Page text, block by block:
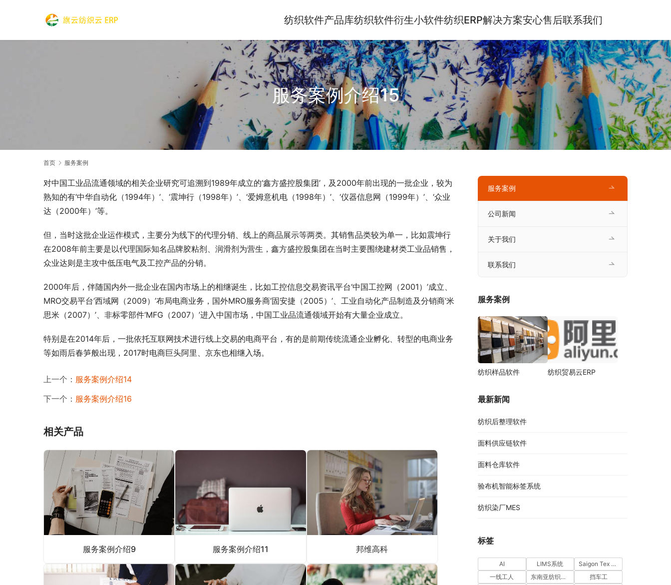
纺织软件产品库纺织软件衍生小软件纺织ERP解决方案安心售后联系我们
服务案例介绍15
首页 服务案例
对中国工业品流通领域的相关企业研究可追溯到1989年成立的‘鑫方盛控股集团’，及2000年前出现的一批企业，较为
熟知的有‘中华自动化（1994年）’、‘震坤行（1998年）’、‘爱姆意机电（1998年）’、‘仪器信息网（1999年）’、‘众业
达（2000年）’等。
但，当时这批企业运作模式，主要分为线下的代理分销、线上的商品展示等两类。其销售品类较为单一，比如震坤行
在2008年前主要是以代理国际知名品牌胶粘剂、润滑剂为营生，鑫方盛控股集团在当时主要围绕建材类工业品销售，
众业达则是主攻中低压电气及工控产品的分销。
2000年后，伴随国内外一批企业在国内市场上的相继诞生，比如工控信息交易资讯平台‘中国工控网（2001）’成立、
MRO交易平台‘西域网（2009）’布局电商业务，国外MRO服务商‘固安捷（2005）’、工业自动化产品制造及分销商‘米
思米（2007）’、非标零部件‘MFG（2007）’进入中国市场，中国工业品流通领域开始有大量企业成立。
特别是在2014年后，一批依托互联网技术进行线上交易的电商平台，有的是前期传统流通企业孵化、转型的电商业务
等如雨后春笋般出现，2017时电商巨头阿里、京东也相继入场。
上一个： 服务案例介绍14
下一个： 服务案例介绍16
相关产品
服务案例介绍9 服务案例介绍11 邦维高科
服务案例
公司新闻
关于我们
联系我们
服务案例
纺织样品软件 纺织贸易云ERP
最新新闻
纺织后整理软件
面料供应链软件
面料仓库软件
验布机智能标签系统
纺织染厂MES
标签
AI LIMS系统
Saigon Tex 2026
一线工人
东南亚纺织市场
挡车工